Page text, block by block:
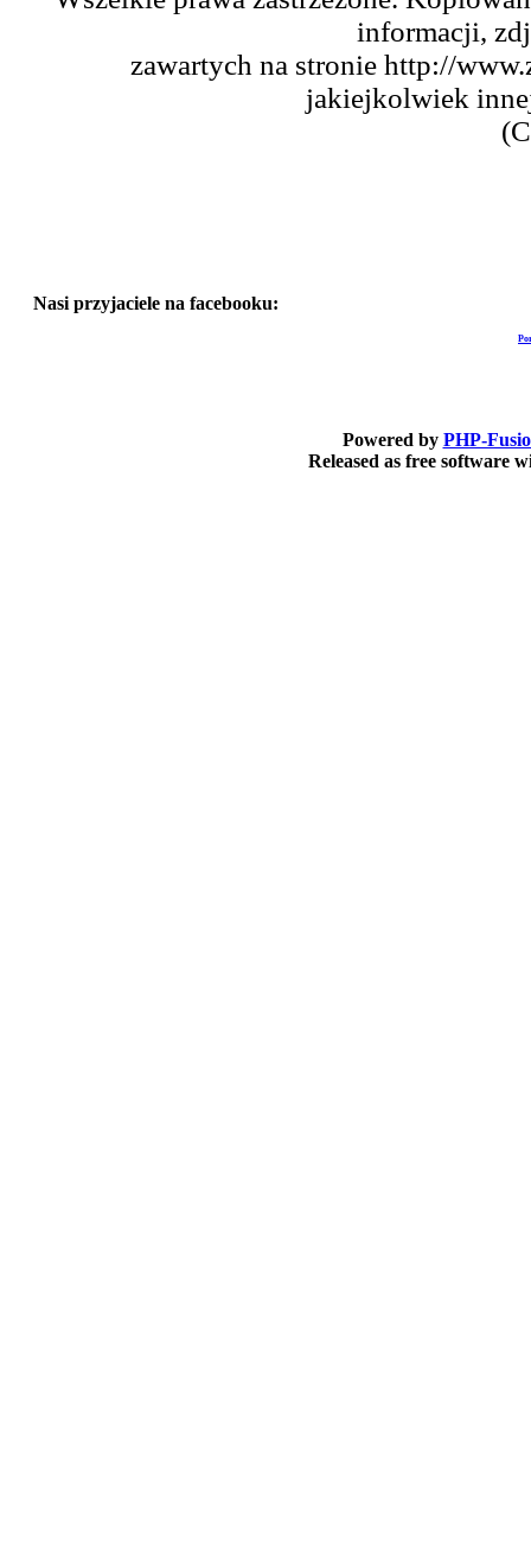
informacji,
zawartych na stronie http://
jakiejkolwiek
Nasi przyjaciele na facebooku:
Powered by PHP-
Released as free software